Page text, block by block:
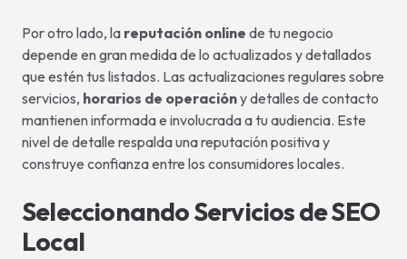
Por otro lado, la reputación online de tu negocio
depende en gran medida de lo actualizados y detallados
que estén tus listados. Las actualizaciones regulares sobre
servicios, horarios de operacióny detalles de contacto
mantienen informada e involucrada a tu audiencia. Este
nivel de detalle respalda una reputación positiva y
construye confianza entre los consumidores locales.
Seleccionando Servicios de SEO
Local